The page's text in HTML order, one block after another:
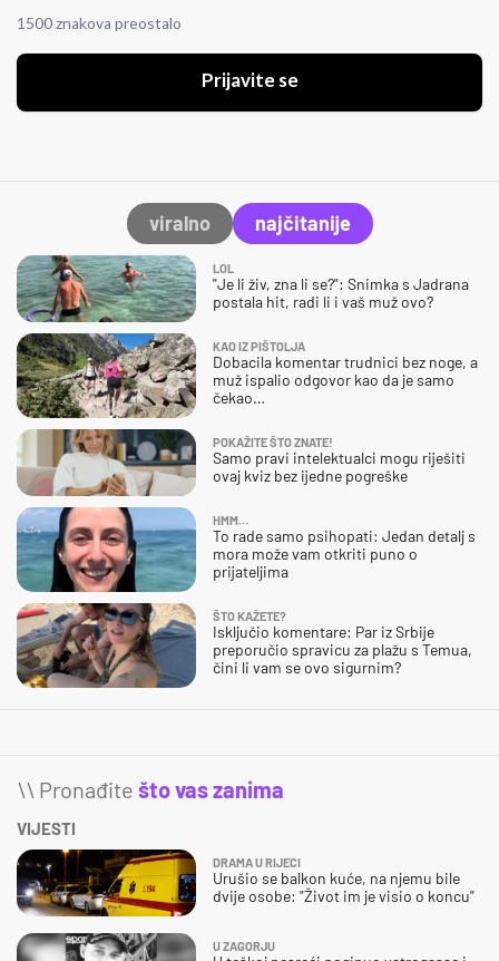
1500 znakova preostalo
Prijavite se
viralno najčitanije
LOL
"Je li živ, zna li se?": Snimka s Jadrana
postala hit, radi li i vaš muž ovo?
KAO IZ PIŠTOLJA
Dobacila komentar trudnici bez noge, a
muž ispalio odgovor kao da je samo
čekao…
POKAŽITE ŠTO ZNATE!
Samo pravi intelektualci mogu riješiti
ovaj kviz bez ijedne pogreške
HMM…
To rade samo psihopati: Jedan detalj s
mora može vam otkriti puno o
prijateljima
ŠTO KAŽETE?
Isključio komentare: Par iz Srbije
preporučio spravicu za plažu s Temua,
čini li vam se ovo sigurnim?
\\ Pronađite što vas zanima
VIJESTI
DRAMA U RIJECI
Urušio se balkon kuće, na njemu bile
dvije osobe: "Život im je visio o koncu"
U ZAGORJU